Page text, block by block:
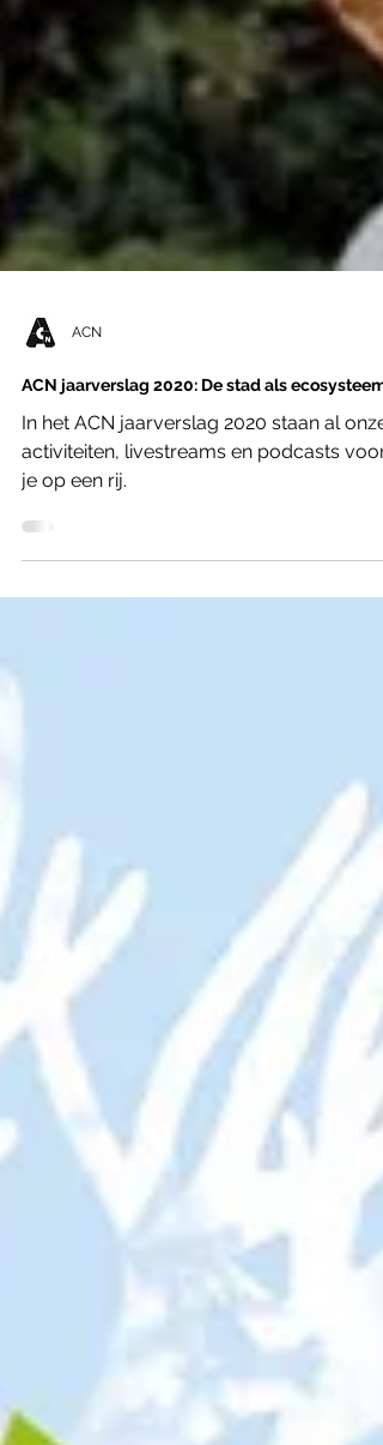
ACN
ACN jaarverslag 2020: De stad als ecosysteem
In het ACN jaarverslag 2020 staan al onze
je op een rij.